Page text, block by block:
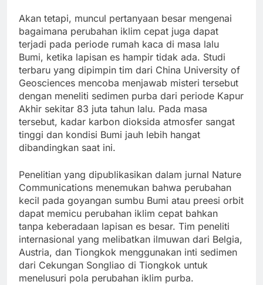
Akan tetapi, muncul pertanyaan besar mengenai
bagaimana perubahan iklim cepat juga dapat
terjadi pada periode rumah kaca di masa lalu
Bumi, ketika lapisan es hampir tidak ada. Studi
terbaru yang dipimpin tim dari China University of
Geosciences mencoba menjawab misteri tersebut
dengan meneliti sedimen purba dari periode Kapur
Akhir sekitar 83 juta tahun lalu. Pada masa
tersebut, kadar karbon dioksida atmosfer sangat
tinggi dan kondisi Bumi jauh lebih hangat
dibandingkan saat ini.
Penelitian yang dipublikasikan dalam jurnal Nature
Communications menemukan bahwa perubahan
kecil pada goyangan sumbu Bumi atau preesi orbit
dapat memicu perubahan iklim cepat bahkan
tanpa keberadaan lapisan es besar. Tim peneliti
internasional yang melibatkan ilmuwan dari Belgia,
Austria, dan Tiongkok menggunakan inti sedimen
dari Cekungan Songliao di Tiongkok untuk
menelusuri pola perubahan iklim purba.